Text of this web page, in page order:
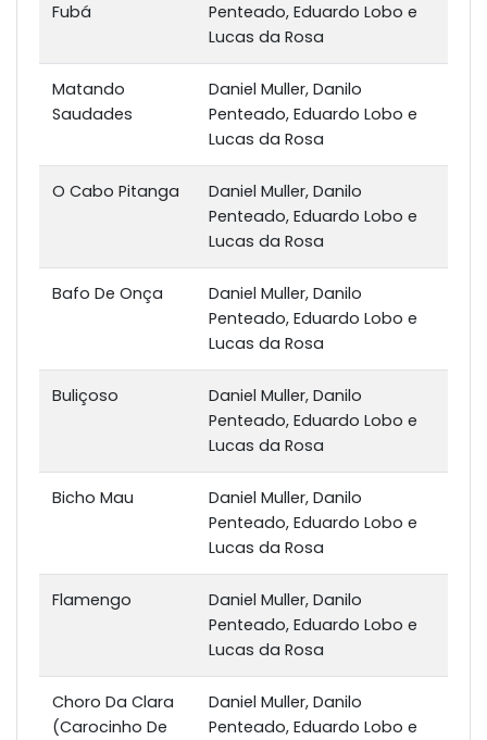
Fubá
Penteado, Eduardo Lobo e
Lucas da Rosa
Matando
Saudades
Daniel Muller, Danilo
Penteado, Eduardo Lobo e
Lucas da Rosa
O Cabo Pitanga
Daniel Muller, Danilo
Penteado, Eduardo Lobo e
Lucas da Rosa
Bafo De Onça
Daniel Muller, Danilo
Penteado, Eduardo Lobo e
Lucas da Rosa
Buliçoso
Daniel Muller, Danilo
Penteado, Eduardo Lobo e
Lucas da Rosa
Bicho Mau
Daniel Muller, Danilo
Penteado, Eduardo Lobo e
Lucas da Rosa
Flamengo
Daniel Muller, Danilo
Penteado, Eduardo Lobo e
Lucas da Rosa
Choro Da Clara
(Carocinho De
Daniel Muller, Danilo
Penteado, Eduardo Lobo e